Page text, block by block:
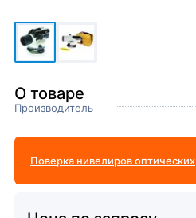
О товаре
Производитель
Поверка нивелиров оптических